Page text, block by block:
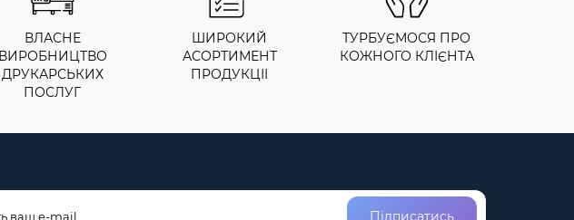
ВЛАСНЕ
ВИРОБНИЦТВО
ДРУКАРСЬКИХ
ПОСЛУГ
ШИРОКИЙ
АСОРТИМЕНТ
ПРОДУКЦІІ
ТУРБУЄМОСЯ ПРО
КОЖНОГО КЛІЄНТА
Підписатись